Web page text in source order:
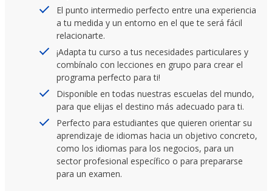
El punto intermedio perfecto entre una experiencia
a tu medida y un entorno en el que te será fácil
relacionarte.
¡Adapta tu curso a tus necesidades particulares y
combínalo con lecciones en grupo para crear el
programa perfecto para ti!
Disponible en todas nuestras escuelas del mundo,
para que elijas el destino más adecuado para ti.
Perfecto para estudiantes que quieren orientar su
aprendizaje de idiomas hacia un objetivo concreto,
como los idiomas para los negocios, para un
sector profesional específico o para prepararse
para un examen.